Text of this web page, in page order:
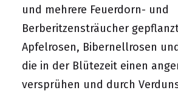
und mehrere Feuerdorn- und
Berberitzensträucher
Apfelrosen, Bibernellrosen
die in der Blütezeit einen
versprühen und durch